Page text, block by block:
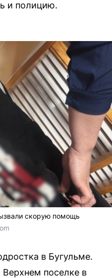
и полицию.
скорую помощь
в Бугульме.
поселке в